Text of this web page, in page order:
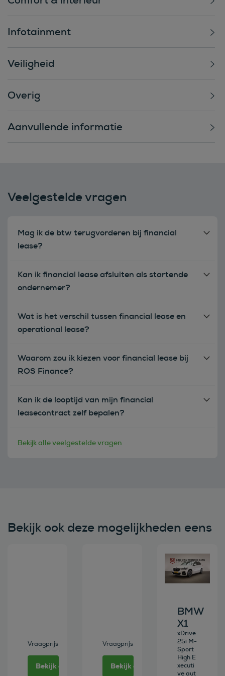
Infotainment
Veiligheid
Overig
Aanvullende informatie
Veelgestelde vragen
Mag ik de btw terugvorderen bij financial
lease?
Kan ik financial lease afsluiten als startende
ondernemer?
Wat is het verschil tussen financial lease en
operational lease?
Waarom zou ik kiezen voor financial lease bij
ROS Finance?
Kan ik de looptijd van mijn financial
leasecontract zelf bepalen?
Bekijk alle veelgestelde vragen
Bekijk ook deze mogelijkheden eens
Vraagprijs
Bekijk deze auto
Vraagprijs
Bekijk deze auto
Bekijk deze
BMW
X1
xDrive
25i M-
Sport
High E
xecuti
ve aut